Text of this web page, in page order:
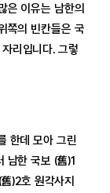
은 이유는 남한의
쪽의 빈칸들은 국
리입니다. 그렇
한데 모아 그린
남한 국보 (舊)1
)2호 원각사지